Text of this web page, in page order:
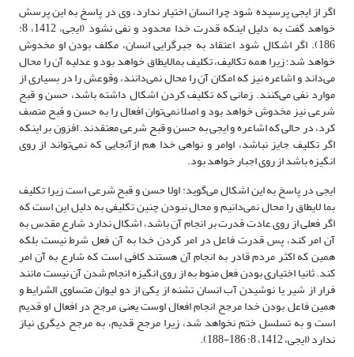
اگر از ایجی پرسیده شود چرا انسان اختیار ندارد، وی در پاسخ به این پرسش
خواهد گفت به دلیل اینکه قدرت خدا محدود و نفی نشود (ایجی، 1412، 8:
186). اگر اشکال شود اعتقاد به جبرگرایی انسان، مکلف بودن او مخدوش
خواهد شد؛ زیرا همه تکالیف، تکلیف بمالایطاق خواهد بود و عدلیه آن را محال
می‌داند و اشاعره نیز که امکان آن را محال نمی‌دانند، وقوعش را در بسیاری از
موارد نفی می‌کنند. زمانی که تکلیف کردن اشکال داشته باشد، حسن و قبح
شرعی نیز مخدوش خواهد بود و اصلا نمی‌توان افعال را به حسن و قبح متصف
کرد، در حالی که اشاعره و ایجی به حسن و قبح شرعی معتقدند. افزون بر اینکه
اگر تکلیف جایز نباشد، اوامر و نواهی خدا هم ازآنجایی که نمی‌تواند از روی
انگیزه باشد از روی اجبار خواهد بود.
ایجی در پاسخ به این اشکال می‌گوید: اولا حسن و قبح شرعی است زیرا تکلیف
بما لایطاق را محال نمی‌دانیم و محال نبودن چنین تکلیفی به دلیل این است که
اگر فعلی از روی عادت قدرت بر انجام آن باشد، اشکال ندارد شارع مقدس به
آن امر کند، پس قدرت فاعل در امر کردن خدا به آن فعل شرط نیست بلکه
همین که اکثر مردم قادر به انجام آن هستند کافی است که شارع به آن امر
کند. ثانیا اختیاری بودن فعل منوط به از روی انگیزه انجام شدن آن نیست مانند
فرار از شیر یا نوشیدن آب انسان تشنه از یکی از دو لیوان متساوی الشرایط و
همین فاعل بودن خدا مرجح انجام افعال اوست یعنی مرجح در افعال او قدیم
است و به تسلسل ختم نخواهد شد، زیرا مرجح قدیم، به مرجح دیگری نیاز
ندارد (ایجی، 1412، 8: 186-188).